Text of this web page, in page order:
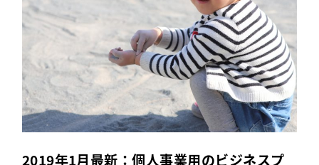
2019年1月最新：個人事業用のビジネスプ